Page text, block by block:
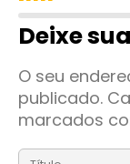
Avaliação1de 5
Deixe
O seu
publicado.
marcados